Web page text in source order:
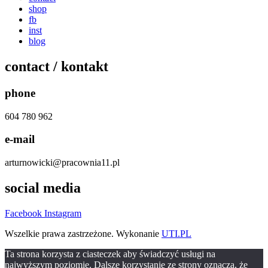
shop
fb
inst
blog
contact / kontakt
phone
604 780 962
e-mail
arturnowicki@pracownia11.pl
social media
Facebook Instagram
Wszelkie prawa zastrzeżone. Wykonanie UTI.PL
Ta strona korzysta z ciasteczek aby świadczyć usługi na
najwyższym poziomie. Dalsze korzystanie ze strony oznacza, że